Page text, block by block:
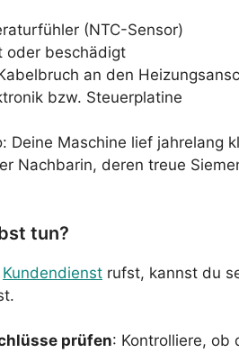
(NTC-Sensor)
oder beschädigt
an den
bzw. Steuerplatine
Deine Maschine lief jahrelang
Nachbarin, deren treue
tun?
Kundendienst rufst, kannst du
prüfen: Kontrolliere, ob